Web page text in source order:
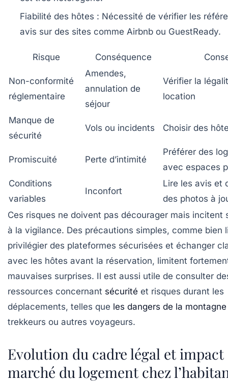
Fiabilité des hôtes : Nécessité de vérifier les
avis sur des sites comme Airbnb ou GuestReady.
Risque Conséquence
Non-conformité
réglementaire
Amendes,
annulation de
séjour
Vérifier la
location
Manque de
sécurité
Vols ou incidents Choisir des
Promiscuité Perte d’intimité
Préférer des
avec espaces
Conditions
variables
Inconfort
Lire les avis et
des photos à
Ces risques ne doivent pas décourager mais incitent
à la vigilance. Des précautions simples, comme bien
privilégier des plateformes sécurisées et échanger
avec les hôtes avant la réservation, limitent
mauvaises surprises. Il est aussi utile de consulter
ressources concernant sécurité et risques durant les
déplacements, telles que les dangers de la montagne
trekkeurs ou autres voyageurs.
Evolution du cadre légal et impact
marché du logement chez